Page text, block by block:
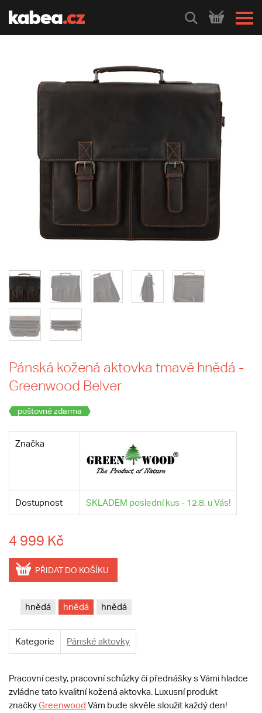
HLEDEJ
Pánská kožená aktovka tmavě hnědá -
Greenwood Belver
poštovné zdarma
Značka
Dostupnost SKLADEM poslední kus - 12.8. u Vás!
4 999 Kč
PŘIDAT DO KOŠÍKU
hnědá hnědá hnědá
Kategorie Pánské aktovky
Pracovní cesty, pracovní schůzky či přednášky s Vámi hladce
zvládne tato kvalitní kožená aktovka. Luxusní produkt
značkyGreenwood Vám bude skvěle sloužit každý den!